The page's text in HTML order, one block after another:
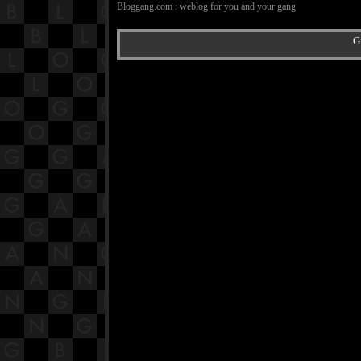
Bloggang.com : weblog for you and your gang